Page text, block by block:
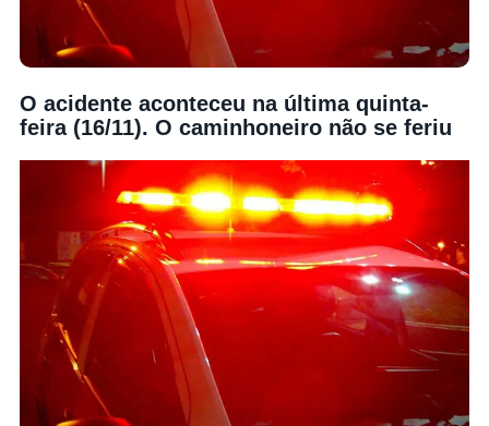
O acidente aconteceu na última quinta-
feira (16/11). O caminhoneiro não se feriu